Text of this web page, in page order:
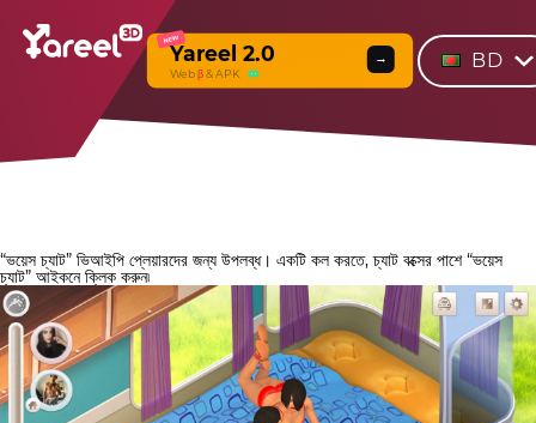
NEW
Yareel 2.0
Webβ & APK
→ BD
“ভয়েস চ্যাট” ভিআইপি প্লেয়ারদের জন্য উপলব্ধ। একটি কল করতে, চ্যাট বক্সের পাশে “ভয়েস
চ্যাট” আইকনে ক্লিক করুন৷